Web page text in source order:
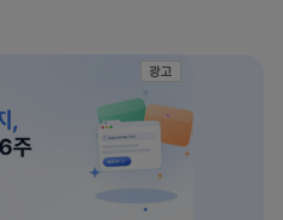
광고